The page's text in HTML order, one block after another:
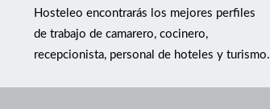
Hosteleo encontrarás los mejores perfiles
de trabajo de camarero, cocinero,
recepcionista, personal de hoteles y turismo.